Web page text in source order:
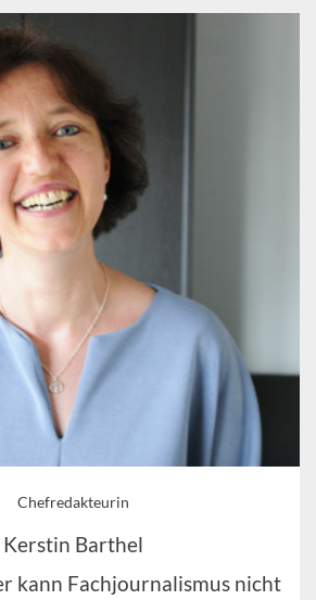
Chefredakteurin
Kerstin Barthel
kann Fachjournalismus nicht